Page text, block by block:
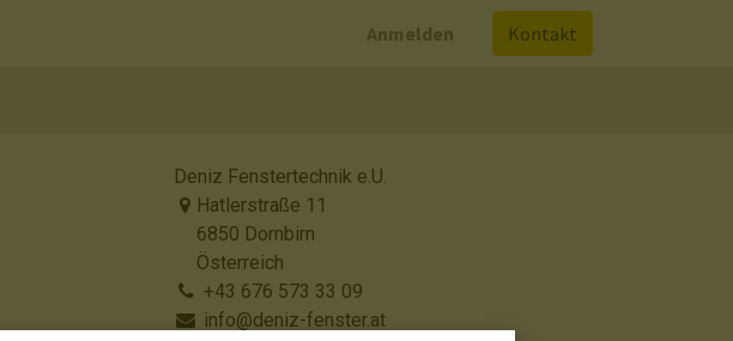
Anmelden Kontakt
Deniz Fenstertechnik e.U.
Hatlerstraße 11
6850 Dornbirn
Österreich
+43 676 573 33 09
info@deniz-fenster.at